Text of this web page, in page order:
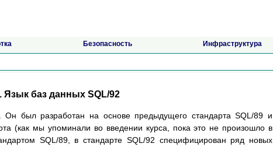
Безопасность Инфраструктура
Язык баз данных SQL/92
был разработан на основе предыдущего стандарта SQL/89 и
(как мы упоминали во введении курса, пока это не произошло в
SQL/89, в стандарте SQL/92 специфицирован ряд новых